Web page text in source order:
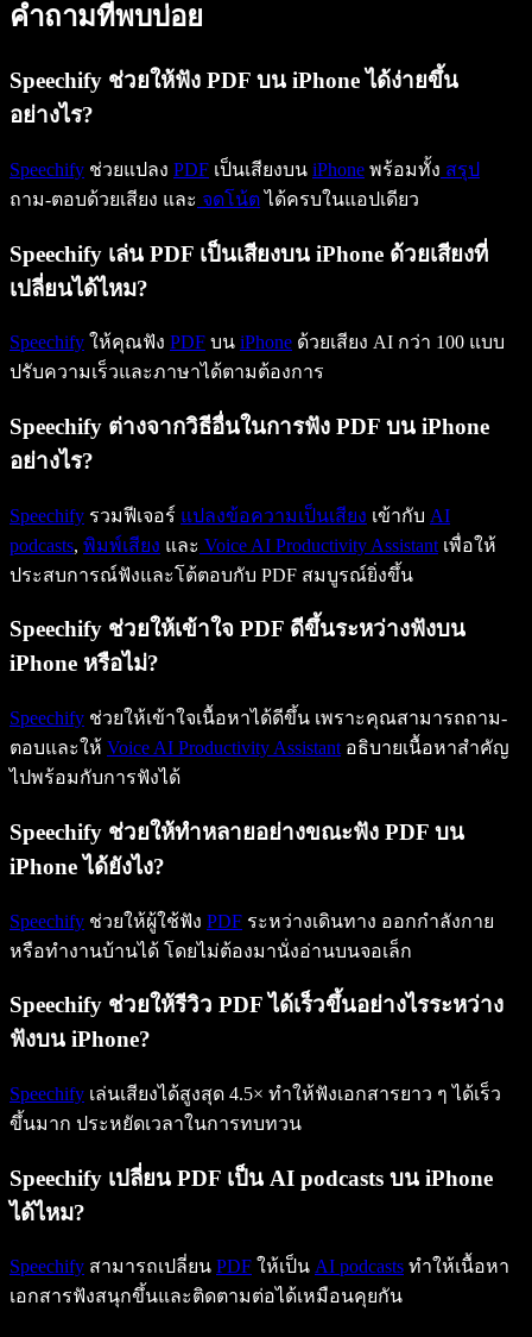
คำถามที่พบบ่อย
Speechify ช่วยให้ฟัง PDF บน iPhone ได้ง่ายขึ้น
อย่างไร?
Speechify ช่วยแปลง PDF เป็นเสียงบน iPhone พร้อมทั้ง สรุป
ถาม-ตอบด้วยเสียง และ จดโน้ตได้ครบในแอปเดียว
Speechify เล่น PDF เป็นเสียงบน iPhone ด้วยเสียงที่
เปลี่ยนได้ไหม?
Speechify ให้คุณฟัง PDF บน iPhone ด้วยเสียง AI กว่า 100 แบบ
ปรับความเร็วและภาษาได้ตามต้องการ
Speechify ต่างจากวิธีอื่นในการฟัง PDF บน iPhone
อย่างไร?
Speechify รวมฟีเจอร์ แปลงข้อความเป็นเสียง เข้ากับ AI
podcasts, พิมพ์เสียง และ Voice AI Productivity Assistant เพื่อให้
ประสบการณ์ฟังและโต้ตอบกับ PDF สมบูรณ์ยิ่งขึ้น
Speechify ช่วยให้เข้าใจ PDF ดีขึ้นระหว่างฟังบน
iPhone หรือไม่?
Speechify ช่วยให้เข้าใจเนื้อหาได้ดีขึ้น เพราะคุณสามารถถาม-
ตอบและให้ Voice AI Productivity Assistant อธิบายเนื้อหาสำคัญ
ไปพร้อมกับการฟังได้
Speechify ช่วยให้ทำหลายอย่างขณะฟัง PDF บน
iPhone ได้ยังไง?
Speechify ช่วยให้ผู้ใช้ฟัง PDF ระหว่างเดินทาง ออกกำลังกาย
หรือทำงานบ้านได้ โดยไม่ต้องมานั่งอ่านบนจอเล็ก
Speechify ช่วยให้รีวิว PDF ได้เร็วขึ้นอย่างไรระหว่าง
ฟังบน iPhone?
Speechify เล่นเสียงได้สูงสุด 4.5× ทำให้ฟังเอกสารยาว ๆ ได้เร็ว
ขึ้นมาก ประหยัดเวลาในการทบทวน
Speechify เปลี่ยน PDF เป็น AI podcasts บน iPhone
ได้ไหม?
Speechify สามารถเปลี่ยน PDF ให้เป็น AI podcasts ทำให้เนื้อหา
เอกสารฟังสนุกขึ้นและติดตามต่อได้เหมือนคุยกัน